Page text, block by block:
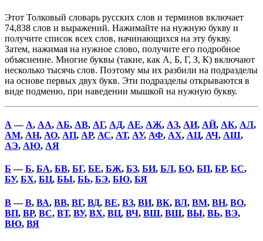
Этот Толковый словарь русских слов и терминов включает
74,838 слов и выражений. Нажимайте на нужную букву и
получите список всех слов, начинающихся на эту букву.
Затем, нажимая на нужное слово, получите его подробное
объяснение. Многие буквы (такие, как А, Б, Г, З, К) включают
несколько тысячь слов. Поэтому мы их разбили на подразделы
на основе первых двух букв. Эти подразделы открываются в
виде подменю, при наведении мышкой на нужную букву.
А — А, АА, АБ, АВ, АГ, АД, АЕ, АЖ, АЗ, АИ, АЙ, АК, АЛ,
АМ, АН, АО, АП, АР, АС, АТ, АУ, АФ, АХ, АЦ, АЧ, АШ,
АЭ, АЮ, АЯ
Б —Б, БА, БВ, БГ, БЕ, БЖ, БЗ, БИ, БЛ, БО, БП, БР, БС,
БУ, БХ, БЦ, БЫ, БЬ, БЭ, БЮ, БЯ
В—В, ВА, ВВ, ВГ, ВД, ВЕ, ВЗ, ВИ, ВК, ВЛ, ВМ, ВН, ВО,
ВП, ВР, ВС, ВТ, ВУ, ВХ, ВЦ, ВЧ, ВШ, ВЩ, ВЫ, ВЬ, ВЭ,
ВЮ, ВЯ